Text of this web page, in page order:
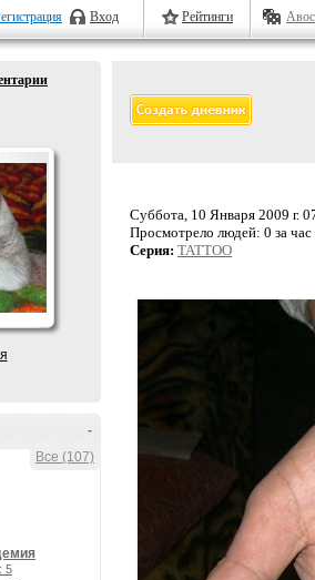
Вход Рейтинги
-
Все (107)
5
Суббота, 10 Января 2009 г.
Просмотрело людей: 0 за
Серия: TATTOO